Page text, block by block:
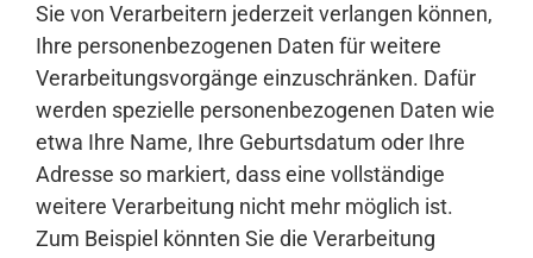
Sie von Verarbeitern jederzeit verlangen können,
Ihre personenbezogenen Daten für weitere
Verarbeitungsvorgänge einzuschränken. Dafür
werden spezielle personenbezogenen Daten wie
etwa Ihre Name, Ihre Geburtsdatum oder Ihre
Adresse so markiert, dass eine vollständige
weitere Verarbeitung nicht mehr möglich ist.
Zum Beispiel könnten Sie die Verarbeitung